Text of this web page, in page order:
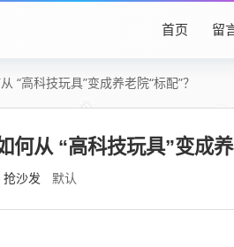
首页 留
“高科技玩具”变成养老院“标配”？
从 “高科技玩具”变成养
抢沙发 默认